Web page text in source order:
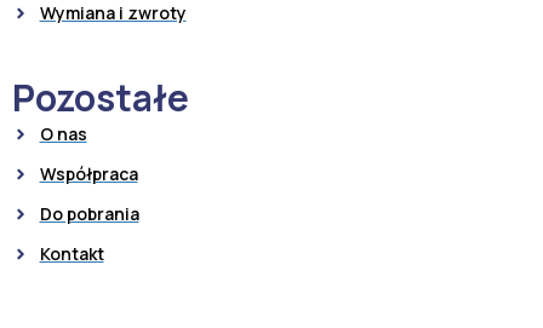
Wymiana i zwroty
Pozostałe
O nas
Współpraca
Do pobrania
Kontakt